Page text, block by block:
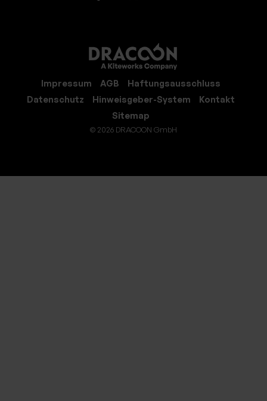
Impressum AGB
Haftungsausschluss
Datenschutz
Hinweisgeber-System
Kontakt
Sitemap
© 2026 DRACOON GmbH